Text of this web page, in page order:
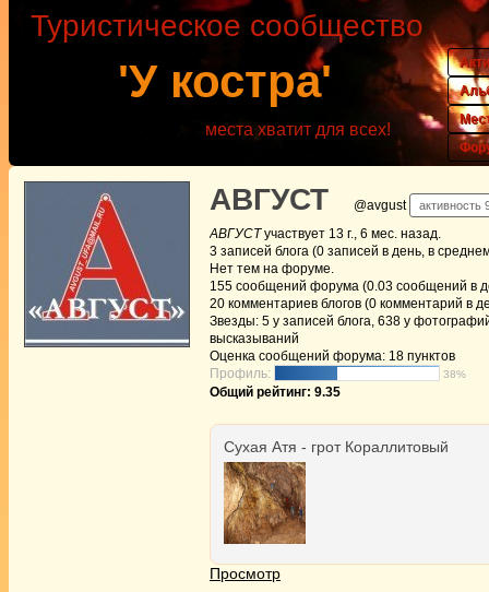
'У костра'
Туристическое сообщество
места хватит для всех!
АВГУСТ @avgust активность
АВГУСТучаствует 13 г., 6 мес. назад.
3 записей блога (0 записей в день, в
Нет тем на форуме.
155 сообщений форума (0.03 сообщений в
20 комментариев блогов (0 комментарий в
Звезды: 5 у записей блога, 638 у
высказываний
Оценка сообщений форума: 18 пунктов
Профиль:
38%
Общий рейтинг: 9.35
Сухая Атя - грот Кораллитовый
Просмотр